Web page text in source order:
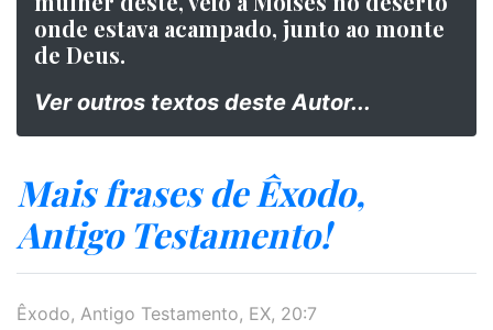
onde estava acampado, junto ao monte
de Deus.
Ver outros textos deste Autor...
Mais frases de Êxodo,
Antigo Testamento!
Êxodo, Antigo Testamento, EX, 20:7